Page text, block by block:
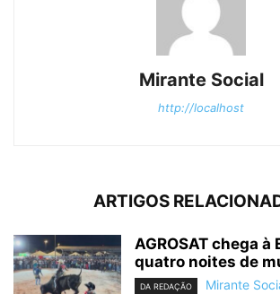
Mirante Social
http://localhost
ARTIGOS
AGROSAT chega
quatro noites de
DA REDAÇÃO Mirante